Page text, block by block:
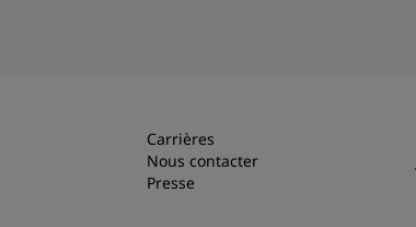
Carrières
Nous contacter
Presse